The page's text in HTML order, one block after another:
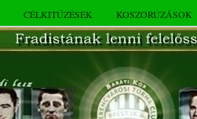
CÉLKITŰZÉSEK KOSZORÚZÁSOK